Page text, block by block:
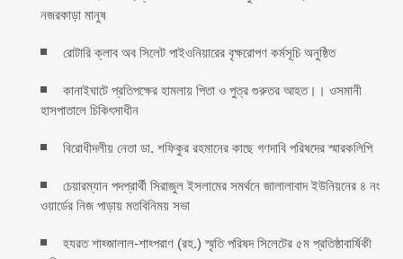
নজরকাড়া মানুষ ‎
রোটারি ক্লাব অব সিলেট পাইওনিয়ারের বৃক্ষরোপণ কর্মসূচি অনুষ্ঠিত
কানাইঘাটে প্রতিপক্ষের হামলায় পিতা ও পুত্র গুরুতর আহত।। ওসমানী
হাসপাতালে চিকিৎসাধীন
বিরোধীদলীয় নেতা ডা. শফিকুর রহমানের কাছে গণদাবি পরিষদের স্মারকলিপি ‎
চেয়ারম্যান পদপ্রার্থী সিরাজুল ইসলামের সমর্থনে জালালাবাদ ইউনিয়নের ৪ নং
ওয়ার্ডের নিজ পাড়ায় মতবিনিময় সভা
হযরত শাহ্জালাল-শাহ্পরাণ (রহ.) স্মৃতি পরিষদ সিলেটের ৫ম প্রতিষ্ঠাবার্ষিকী